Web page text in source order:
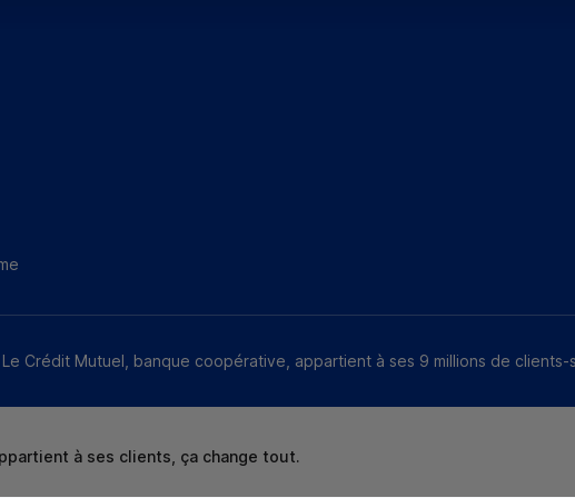
Le Crédit Mutuel, banque coopérative, appartient à ses 9 millions de clients-
à ses clients, ça change tout.